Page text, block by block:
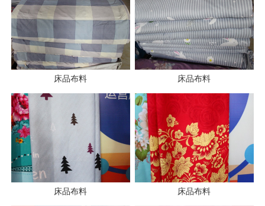
床品布料 床品布料
床品布料 床品布料